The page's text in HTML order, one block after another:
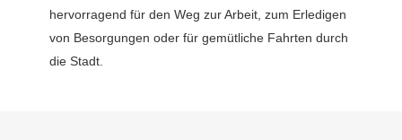
hervorragend für den Weg zur Arbeit, zum Erledigen
von Besorgungen oder für gemütliche Fahrten durch
die Stadt.